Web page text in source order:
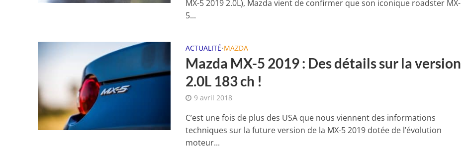
MX-5 2019 2.0L), Mazda vient de confirmer que son iconique roadster MX-
5...
ACTUALITÉ•MAZDA
Mazda MX-5 2019 : Des détails sur la version
2.0L 183 ch !
9 avril 2018
C’est une fois de plus des USA que nous viennent des informations
techniques sur la future version de la MX-5 2019 dotée de l’évolution
moteur...